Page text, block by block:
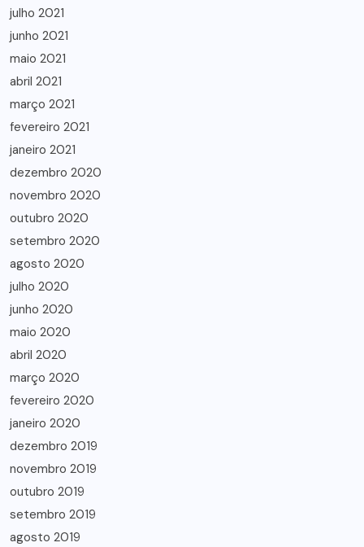
julho 2021
junho 2021
maio 2021
abril 2021
março 2021
fevereiro 2021
janeiro 2021
dezembro 2020
novembro 2020
outubro 2020
setembro 2020
agosto 2020
julho 2020
junho 2020
maio 2020
abril 2020
março 2020
fevereiro 2020
janeiro 2020
dezembro 2019
novembro 2019
outubro 2019
setembro 2019
agosto 2019